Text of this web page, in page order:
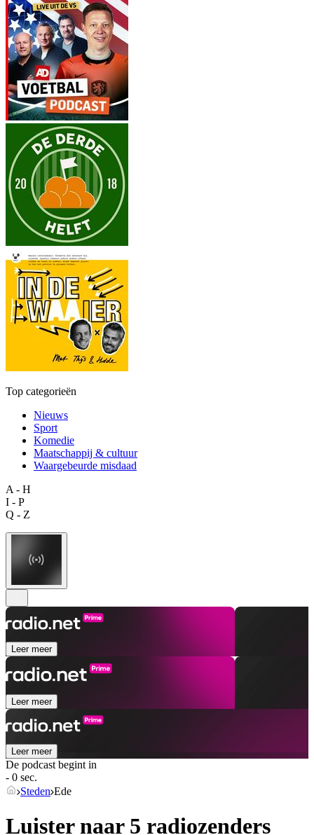
Top categorieën
Nieuws
Sport
Komedie
Maatschappij & cultuur
Waargebeurde misdaad
A - H
I - P
Q - Z
Leer meer
Leer meer
Leer meer
De podcast begint in
- 0 sec.
Steden Ede
Luister naar 5 radiozenders